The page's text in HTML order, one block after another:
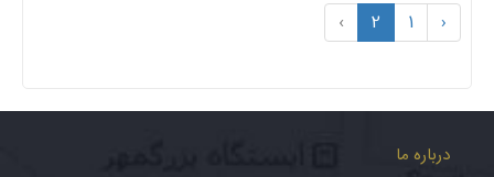
‹
1
2
›
درباره ما